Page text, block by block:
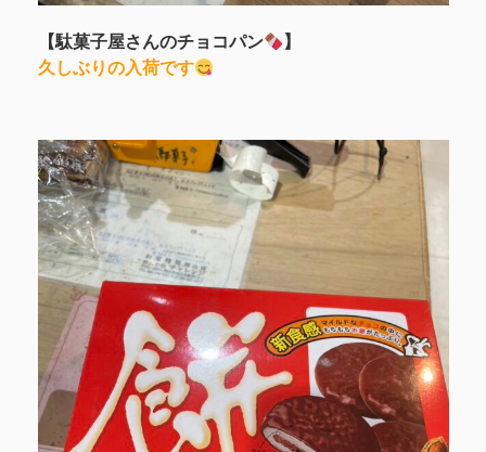
【駄菓子屋さんのチョコパン
】
久しぶりの入荷です